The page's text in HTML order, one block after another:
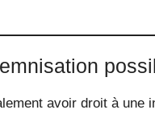
avoir droit à une